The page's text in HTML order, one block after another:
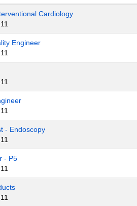
Cardiology
Engineer
- Endoscopy
- P5